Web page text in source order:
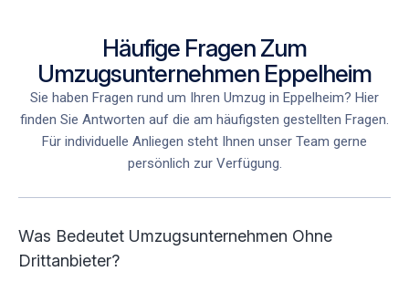
Häufige Fragen Zum
Umzugsunternehmen Eppelheim
Sie haben Fragen rund um Ihren Umzug in Eppelheim? Hier
finden Sie Antworten auf die am häufigsten gestellten Fragen.
Für individuelle Anliegen steht Ihnen unser Team gerne
persönlich zur Verfügung.
Was Bedeutet Umzugsunternehmen Ohne
Drittanbieter?